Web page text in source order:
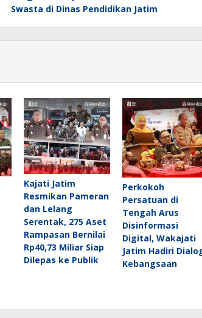
Swasta di Dinas Pendidikan Jatim
Kajati Jatim
Resmikan Pameran
dan Lelang
Serentak, 275 Aset
Rampasan Bernilai
Rp40,73 Miliar Siap
Dilepas ke Publik
Perkokoh
Persatuan di
Tengah Arus
Disinformasi
Digital, Wakajati
Jatim Hadiri
Kebangsaan